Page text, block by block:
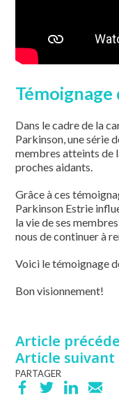
Témoignage
Dans le cadre de la
Parkinson, une série
membres atteints de
proches aidants.
Grâce à ces
Parkinson Estrie
la vie de ses
nous de continuer à
Voici le témoignage
Bon visionnement!
Article
Article suivant
PARTAGER